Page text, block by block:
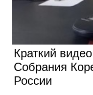
Краткий
Собрания
России